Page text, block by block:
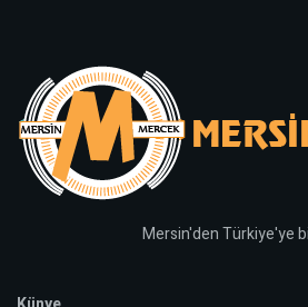
Mersin'den Türkiye'ye